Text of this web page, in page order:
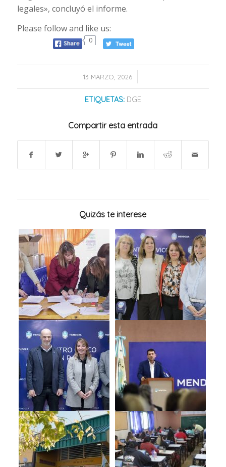
legales», concluyó el informe.
Please follow and like us:
0
13 MARZO, 2026
/
ETIQUETAS: DGE
Compartir esta entrada
Quizás te interese